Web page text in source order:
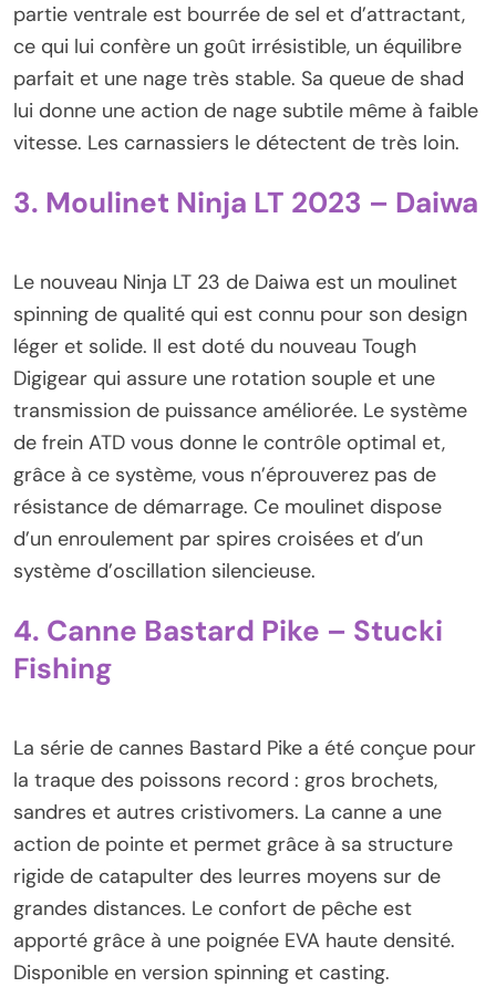
partie ventrale est bourrée de sel et d’attractant,
ce qui lui confère un goût irrésistible, un équilibre
parfait et une nage très stable. Sa queue de shad
lui donne une action de nage subtile même à faible
vitesse. Les carnassiers le détectent de très loin.
3. Moulinet Ninja LT 2023 – Daiwa
Le nouveau Ninja LT 23 de Daiwa est un moulinet
spinning de qualité qui est connu pour son design
léger et solide. Il est doté du nouveau Tough
Digigear qui assure une rotation souple et une
transmission de puissance améliorée. Le système
de frein ATD vous donne le contrôle optimal et,
grâce à ce système, vous n’éprouverez pas de
résistance de démarrage. Ce moulinet dispose
d’un enroulement par spires croisées et d’un
système d’oscillation silencieuse.
4. Canne Bastard Pike – Stucki
Fishing
La série de cannes Bastard Pike a été conçue pour
la traque des poissons record : gros brochets,
sandres et autres cristivomers. La canne a une
action de pointe et permet grâce à sa structure
rigide de catapulter des leurres moyens sur de
grandes distances. Le confort de pêche est
apporté grâce à une poignée EVA haute densité.
Disponible en version spinning et casting.